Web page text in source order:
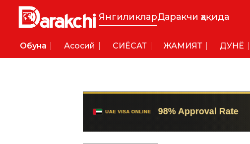
ЯнгиликларДаракчи ҳақида
Обуна Асосий СИËСАТ ЖАМИЯТ ДУНË